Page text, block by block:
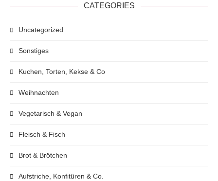
CATEGORIES
Uncategorized
Sonstiges
Kuchen, Torten, Kekse & Co
Weihnachten
Vegetarisch & Vegan
Fleisch & Fisch
Brot & Brötchen
Aufstriche, Konfitüren & Co.